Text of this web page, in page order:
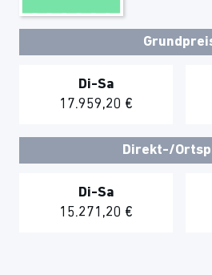
Di-Sa
17.959,20 €
Direkt-/
Di-Sa
15.271,20 €